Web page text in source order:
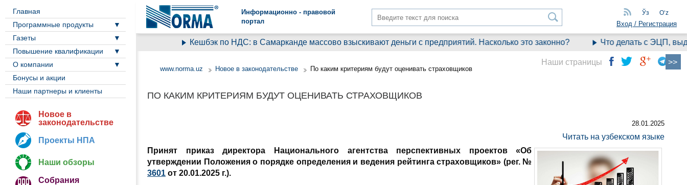
Информационно - правовой
портал
Ўз Oʻz
Вход / Регистрация
Главная
Программные продукты
Газеты
Повышение квалификации
О компании
Бонусы и акции
Наши партнеры и клиенты
Новое в
законодательстве
Проекты НПА
Наши обзоры
Собрания
Кешбэк по НДС: в Самарканде массово взыскивают деньги с предприятий. Насколько это законно? Что делать с ЭЦП,
www.norma.uz Новое в законодательстве По каким критериям будут оценивать страховщиков
ПО КАКИМ КРИТЕРИЯМ БУДУТ ОЦЕНИВАТЬ СТРАХОВЩИКОВ
28.01.2025
Читать на узбекском языке
Принят приказ директора Национального агентства перспективных проектов «Об
утверждении Положения о порядке определения и ведения рейтинга страховщиков» (рег. №
3601 от 20.01.2025 г.).
Наши страницы